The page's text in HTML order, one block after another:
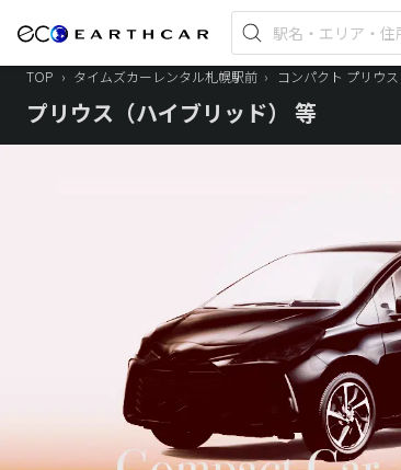
TOP › タイムズカーレンタル札幌駅前 › コンパクト プリウ
プリウス（ハイブリッド） 等